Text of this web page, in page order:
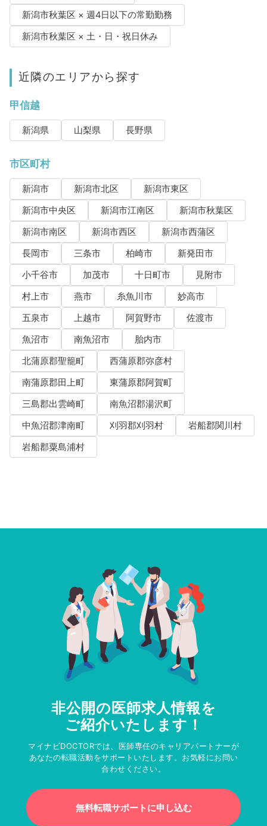
新潟市秋葉区 × 週4日以下の常勤勤務
新潟市秋葉区 × 土・日・祝日休み
近隣のエリアから探す
甲信越
新潟県 山梨県 長野県
市区町村
新潟市 新潟市北区
新潟市東区
新潟市中央区
新潟市江南区
新潟市秋葉区
新潟市南区
新潟市西区
新潟市西蒲区
長岡市
三条市 柏崎市
新発田市
小千谷市
加茂市 十日町市
見附市
村上市
燕市 糸魚川市
妙高市
五泉市
上越市 阿賀野市
佐渡市
魚沼市
南魚沼市
胎内市
北蒲原郡聖籠町
西蒲原郡弥彦村
南蒲原郡田上町
東蒲原郡阿賀町
三島郡出雲崎町
南魚沼郡湯沢町
中魚沼郡津南町
刈羽郡刈羽村
岩船郡関川村
岩船郡粟島浦村
非公開の医師求人情報を
ご紹介いたします！
マイナビDOCTORでは、医師専任のキャリアパートナーが
あなたの転職活動をサポートいたします。お気軽にお問い
合わせください。
無料転職サポートに申し込む